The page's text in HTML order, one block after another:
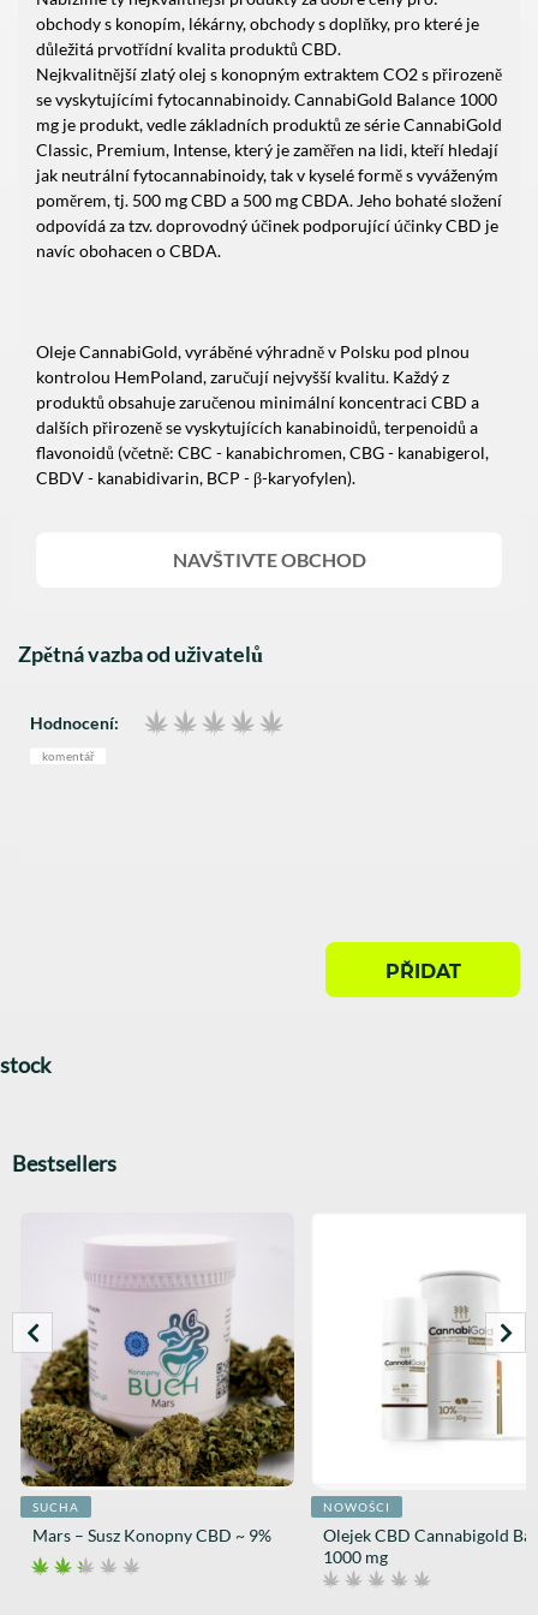
Zpětná vazba od uživatelů
Hodnocení:
komentář
PŘIDAT
obchody s konopím, lékárny, obchody s doplňky, pro které je
důležitá prvotřídní kvalita produktů CBD.
Nejkvalitnější zlatý olej s konopným extraktem CO2 s přirozeně
se vyskytujícími fytocannabinoidy. CannabiGold Balance 1000
mg je produkt, vedle základních produktů ze série CannabiGold
Classic, Premium, Intense, který je zaměřen na lidi, kteří hledají
jak neutrální fytocannabinoidy, tak v kyselé formě s vyváženým
poměrem, tj. 500 mg CBD a 500 mg CBDA. Jeho bohaté složení
odpovídá za tzv. doprovodný účinek podporující účinky CBD je
navíc obohacen o CBDA.
Oleje CannabiGold, vyráběné výhradně v Polsku pod plnou
kontrolou HemPoland, zaručují nejvyšší kvalitu. Každý z
produktů obsahuje zaručenou minimální koncentraci CBD a
dalších přirozeně se vyskytujících kanabinoidů, terpenoidů a
flavonoidů (včetně: CBC - kanabichromen, CBG - kanabigerol,
CBDV - kanabidivarin, BCP - β-karyofylen).
NAVŠTIVTE OBCHOD
stock
Bestsellers
SUCHA
Mars – Susz Konopny CBD ~ 9%
NOWOŚCI
Olejek CBD Cannabigold
1000 mg